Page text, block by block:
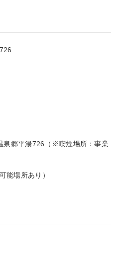
泉郷平湯726（※喫煙場所：事業
能場所あり）